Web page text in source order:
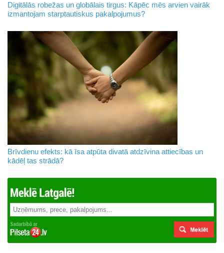
Digitālās robežas un globālais tirgus: Kāpēc mēs arvien vairāk
izmantojam starptautiskus pakalpojumus?
Brīvdienu efekts: kā īsa atpūta divatā atdzīvina attiecības un
kādēļ tas strādā?